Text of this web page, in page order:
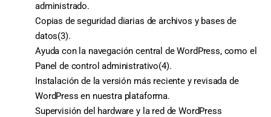
administrado.
Copias de seguridad diarias de archivos y bases de
datos(3).
Ayuda con la navegación central de WordPress, como el
Panel de control administrativo(4).
Instalación de la versión más reciente y revisada de
WordPress en nuestra plataforma.
Supervisión del hardware y la red de WordPress